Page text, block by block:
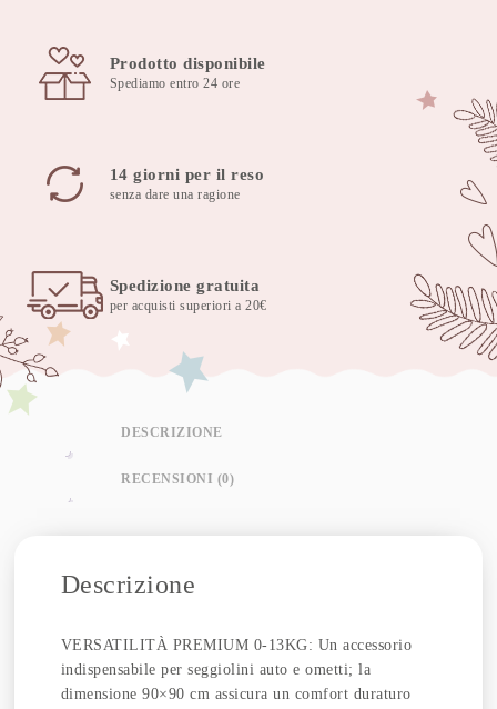
Holiday
quantità
Prodotto disponibile
Spediamo entro 24 ore
14 giorni per il reso
senza dare una ragione
Spedizione gratuita
per acquisti superiori a 20€
DESCRIZIONE
RECENSIONI (0)
Descrizione
VERSATILITÀ PREMIUM 0-13KG: Un accessorio
indispensabile per seggiolini auto e ometti; la
dimensione 90×90 cm assicura un comfort duraturo